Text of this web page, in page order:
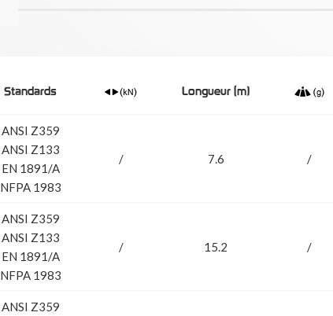
Standards Longueur (m)
ANSI Z359
ANSI Z133
EN 1891/A
NFPA 1983
/ 7.6 /
ANSI Z359
ANSI Z133
EN 1891/A
NFPA 1983
/ 15.2 /
ANSI Z359